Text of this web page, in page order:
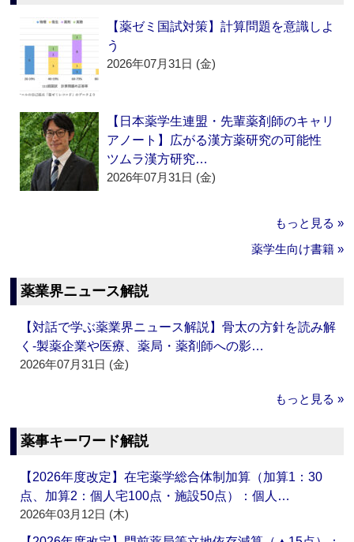
【薬ゼミ国試対策】計算問題を意識しよ
う
2026年07月31日 (金)
【日本薬学生連盟・先輩薬剤師のキャリ
アノート】広がる漢方薬研究の可能性
ツムラ漢方研究…
2026年07月31日 (金)
もっと見る »
薬学生向け書籍 »
薬業界ニュース解説
【対話で学ぶ薬業界ニュース解説】骨太の方針を読み解
く‐製薬企業や医療、薬局・薬剤師への影…
2026年07月31日 (金)
もっと見る »
薬事キーワード解説
【2026年度改定】在宅薬学総合体制加算（加算1：30
点、加算2：個人宅100点・施設50点）：個人…
2026年03月12日 (木)